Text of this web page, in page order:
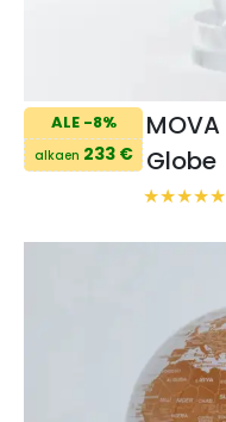
ALE -8%
alkaen 233 €
Globe